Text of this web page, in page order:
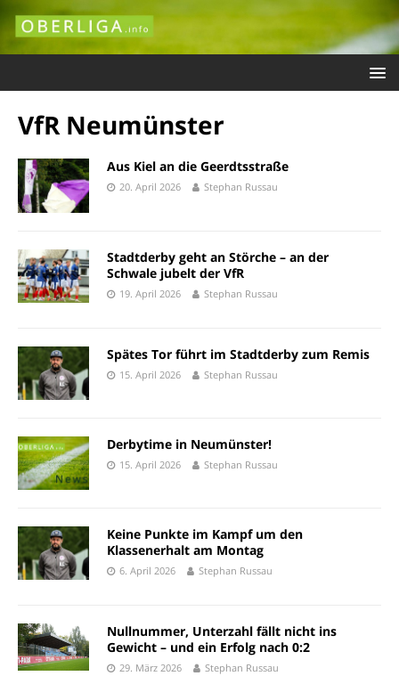
VfR Neumünster
Aus Kiel an die Geerdtsstraße
20. April 2026 Stephan Russau
Stadtderby geht an Störche – an der
Schwale jubelt der VfR
19. April 2026 Stephan Russau
Spätes Tor führt im Stadtderby zum Remis
15. April 2026 Stephan Russau
Derbytime in Neumünster!
15. April 2026 Stephan Russau
Keine Punkte im Kampf um den
Klassenerhalt am Montag
6. April 2026 Stephan Russau
Nullnummer, Unterzahl fällt nicht ins
Gewicht – und ein Erfolg nach 0:2
29. März 2026 Stephan Russau